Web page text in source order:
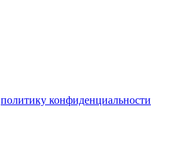
политику конфиденциальности